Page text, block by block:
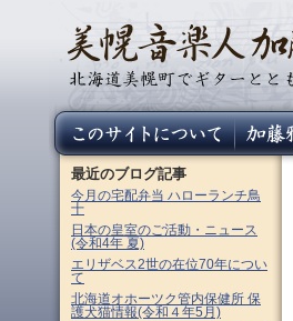
最近のブログ記事
今月の宅配弁当 ハローランチ鳥
十
日本の皇室のご活動・ニュース
(令和4年 夏)
エリザベス2世の在位70年につい
て
北海道オホーツク管内保健所 保
護犬猫情報(令和４年5月)